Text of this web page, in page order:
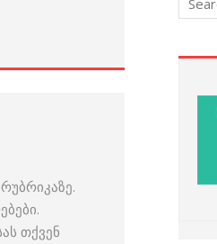
თქვენ